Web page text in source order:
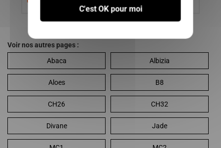
Voir nos autres pages :
Abaca
Albizia
Aloes B8
CH26 CH32
Divane Jade
C'est OK pour moi